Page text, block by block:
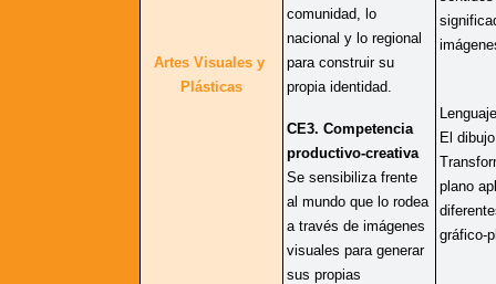
Artes Visuales y
Plásticas
comunidad, lo
nacional y lo regional
para construir su
propia identidad.
CE3. Competencia
Se sensibiliza frente
al mundo que lo rodea
a través de imágenes
visuales para generar
sus propias
El dibujo
plano
gráfico-